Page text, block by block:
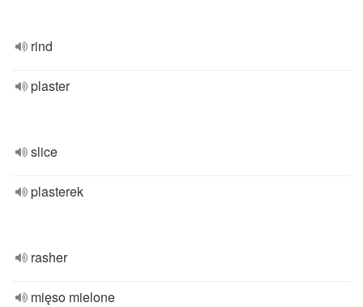
rind
plaster
slice
plasterek
rasher
mięso mielone